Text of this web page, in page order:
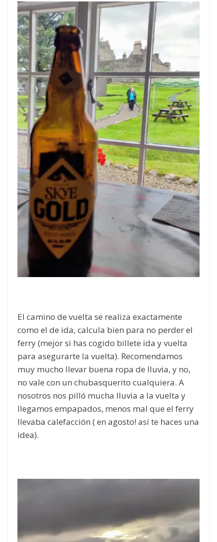
El camino de vuelta se realiza exactamente
como el de ida, calcula bien para no perder el
ferry (mejor si has cogido billete ida y vuelta
para asegurarte la vuelta). Recomendamos
muy mucho llevar buena ropa de lluvia, y no,
no vale con un chubasquerito cualquiera. A
nosotros nos pilló mucha lluvia a la vuelta y
llegamos empapados, menos mal que el ferry
llevaba calefacción ( en agosto! así te haces una
idea).